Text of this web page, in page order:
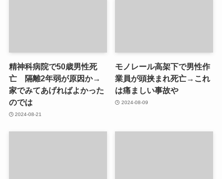
精神科病院で50歳男性死
亡 隔離2年弱が原因か→
家でみてあげればよかった
のでは
2024-08-21
モノレール高架下で男性作
業員が頭挟まれ死亡→これ
は痛ましい事故や
2024-08-09